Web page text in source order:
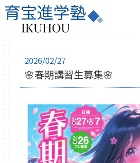
ホーム
選べる2つの指導
学習スタジオパーソナル
集団指導
集団指導 小学生の方
集団指導 中学生の方
2026/02/27
🌸春期講習生募集🌸